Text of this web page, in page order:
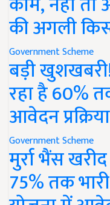
की अगली
Government Scheme
बड़ी
रहा है 60%
आवेदन
Government Scheme
मुर्रा भैंस
75% तक